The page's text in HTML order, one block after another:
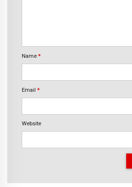
Name *
Email *
Website